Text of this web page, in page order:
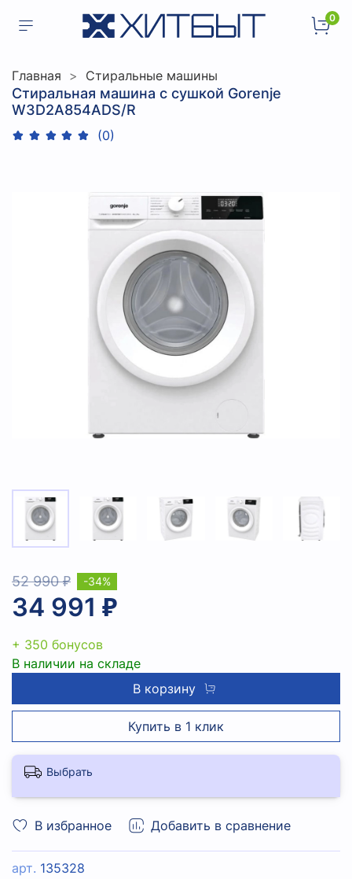
0
Главная Стиральные машины
Стиральная машина с сушкой Gorenje
W3D2A854ADS/R
(0)
В избранное Добавить в сравнение
арт. 135328
52 990 ₽
34 991 ₽
-34%
+ 350 бонусов
В наличии на складе
В корзину
Купить в 1 клик
Выбрать